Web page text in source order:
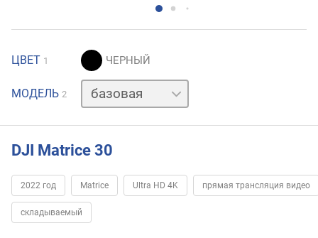
ЦВЕТ 1
МОДЕЛЬ 2
тепловизор
DJI Matrice 30
2022 год Matrice Ultra HD 4K прямая трансляция видео
складываемый